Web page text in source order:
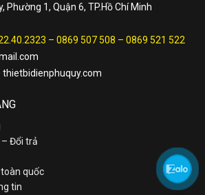
Phường 1, Quận 6, TP.Hồ Chí Minh
– 0869 507 508 – 0869 521 522
thietbidienphuquy.com
– Đổi trả
quốc
tin